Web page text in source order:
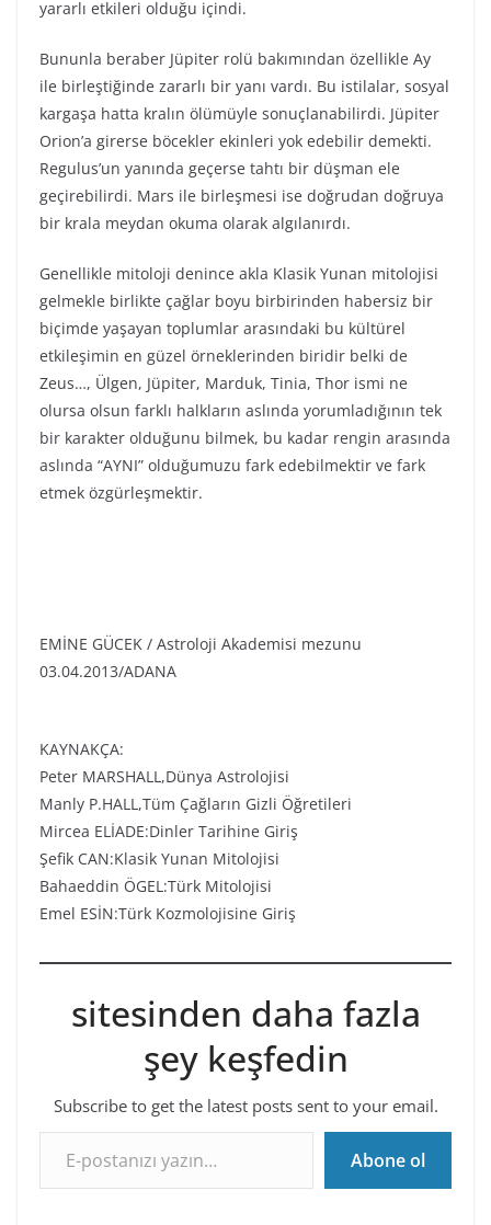
yararlı etkileri olduğu içindi.
Bununla beraber Jüpiter rolü bakımından özellikle Ay
ile birleştiğinde zararlı bir yanı vardı. Bu istilalar, sosyal
kargaşa hatta kralın ölümüyle sonuçlanabilirdi. Jüpiter
Orion’a girerse böcekler ekinleri yok edebilir demekti.
Regulus’un yanında geçerse tahtı bir düşman ele
geçirebilirdi. Mars ile birleşmesi ise doğrudan doğruya
bir krala meydan okuma olarak algılanırdı.
Genellikle mitoloji denince akla Klasik Yunan mitolojisi
gelmekle birlikte çağlar boyu birbirinden habersiz bir
biçimde yaşayan toplumlar arasındaki bu kültürel
etkileşimin en güzel örneklerinden biridir belki de
Zeus…, Ülgen, Jüpiter, Marduk, Tinia, Thor ismi ne
olursa olsun farklı halkların aslında yorumladığının tek
bir karakter olduğunu bilmek, bu kadar rengin arasında
aslında “AYNI” olduğumuzu fark edebilmektir ve fark
etmek özgürleşmektir.
EMİNE GÜCEK / Astroloji Akademisi mezunu
03.04.2013/ADANA
KAYNAKÇA:
Peter MARSHALL,Dünya Astrolojisi
Manly P.HALL,Tüm Çağların Gizli Öğretileri
Mircea ELİADE:Dinler Tarihine Giriş
Şefik CAN:Klasik Yunan Mitolojisi
Bahaeddin ÖGEL:Türk Mitolojisi
Emel ESİN:Türk Kozmolojisine Giriş
sitesinden daha fazla
şey keşfedin
Subscribe to get the latest posts sent to your email.
E-postanızı yazın…
Abone ol